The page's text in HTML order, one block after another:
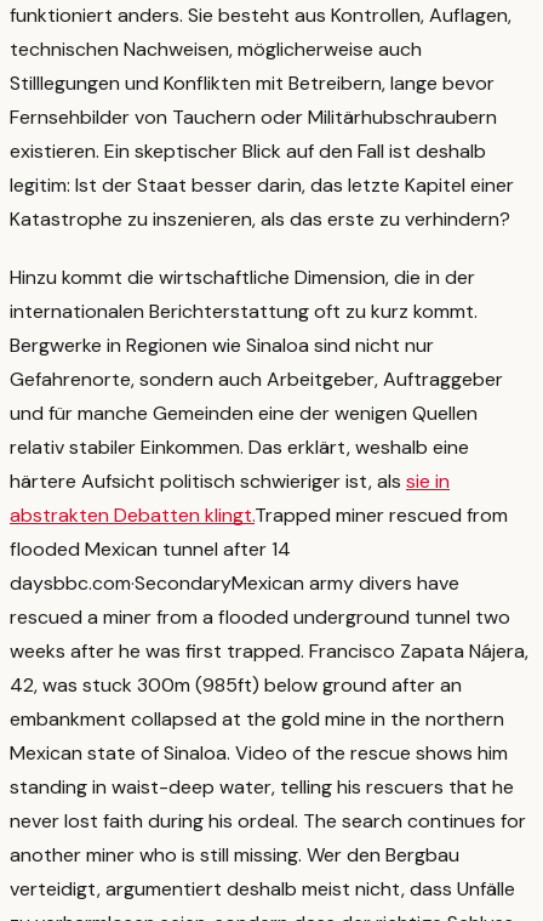
funktioniert anders. Sie besteht aus Kontrollen, Auflagen,
technischen Nachweisen, möglicherweise auch
Stilllegungen und Konflikten mit Betreibern, lange bevor
Fernsehbilder von Tauchern oder Militärhubschraubern
existieren. Ein skeptischer Blick auf den Fall ist deshalb
legitim: Ist der Staat besser darin, das letzte Kapitel einer
Katastrophe zu inszenieren, als das erste zu verhindern?
Hinzu kommt die wirtschaftliche Dimension, die in der
internationalen Berichterstattung oft zu kurz kommt.
Bergwerke in Regionen wie Sinaloa sind nicht nur
Gefahrenorte, sondern auch Arbeitgeber, Auftraggeber
und für manche Gemeinden eine der wenigen Quellen
relativ stabiler Einkommen. Das erklärt, weshalb eine
härtere Aufsicht politisch schwieriger ist, als sie in
abstrakten Debatten klingt.Trapped miner rescued from
flooded Mexican tunnel after 14
daysbbc.com·SecondaryMexican army divers have
rescued a miner from a flooded underground tunnel two
weeks after he was first trapped. Francisco Zapata Nájera,
42, was stuck 300m (985ft) below ground after an
embankment collapsed at the gold mine in the northern
Mexican state of Sinaloa. Video of the rescue shows him
standing in waist-deep water, telling his rescuers that he
never lost faith during his ordeal. The search continues for
another miner who is still missing. Wer den Bergbau
verteidigt, argumentiert deshalb meist nicht, dass Unfälle